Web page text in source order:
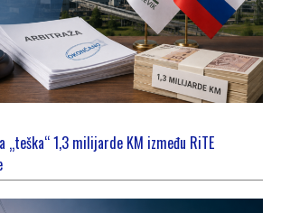
„teška“ 1,3 milijarde KM između RiTE